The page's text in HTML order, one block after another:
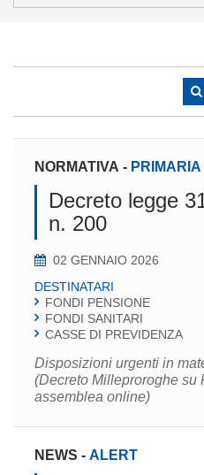
NORMATIVA - PRIMARIA
Decreto legge
n. 200
02 GENNAIO 2026
DESTINATARI
FONDI PENSIONE
FONDI SANITARI
CASSE DI PREVIDENZA
Disposizioni urgenti in
(Decreto Milleproroghe su
assemblea online)
NEWS - ALERT